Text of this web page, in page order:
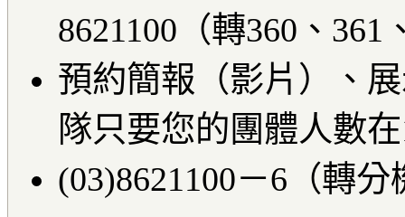
8621100（轉360、361
預約簡報（影片）、
隊只要您的團體人數
(03)8621100－6（轉分